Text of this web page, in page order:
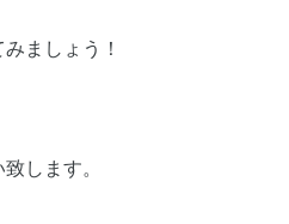
ましょう！
します。